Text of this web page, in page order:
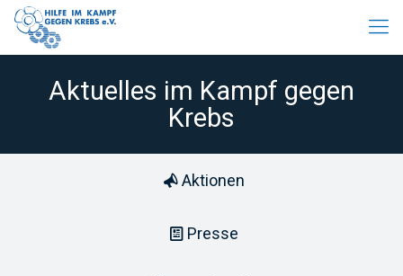
Aktuelles im Kampf gegen
Krebs
Aktionen
Presse